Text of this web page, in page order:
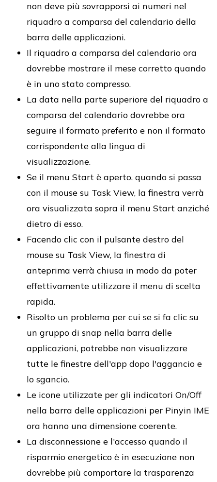
non deve più sovrapporsi ai numeri nel
riquadro a comparsa del calendario della
barra delle applicazioni.
Il riquadro a comparsa del calendario ora
dovrebbe mostrare il mese corretto quando
è in uno stato compresso.
La data nella parte superiore del riquadro a
comparsa del calendario dovrebbe ora
seguire il formato preferito e non il formato
corrispondente alla lingua di
visualizzazione.
Se il menu Start è aperto, quando si passa
con il mouse su Task View, la finestra verrà
ora visualizzata sopra il menu Start anziché
dietro di esso.
Facendo clic con il pulsante destro del
mouse su Task View, la finestra di
anteprima verrà chiusa in modo da poter
effettivamente utilizzare il menu di scelta
rapida.
Risolto un problema per cui se si fa clic su
un gruppo di snap nella barra delle
applicazioni, potrebbe non visualizzare
tutte le finestre dell'app dopo l'aggancio e
lo sgancio.
Le icone utilizzate per gli indicatori On/Off
nella barra delle applicazioni per Pinyin IME
ora hanno una dimensione coerente.
La disconnessione e l'accesso quando il
risparmio energetico è in esecuzione non
dovrebbe più comportare la trasparenza